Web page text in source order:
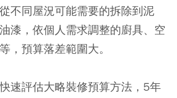
不同屋況可能需要的拆除到泥
漆，依個人需求調整的廚具、空
，預算落差範圍大。
速評估大略裝修預算方法，5年